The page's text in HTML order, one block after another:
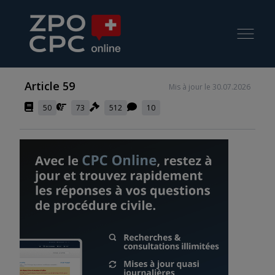
Article 59
Mis à jour le 30.07.2026
50
73 512 10